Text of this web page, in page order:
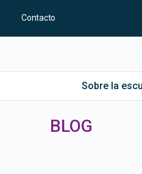
Contacto
Sobre la
BLOG